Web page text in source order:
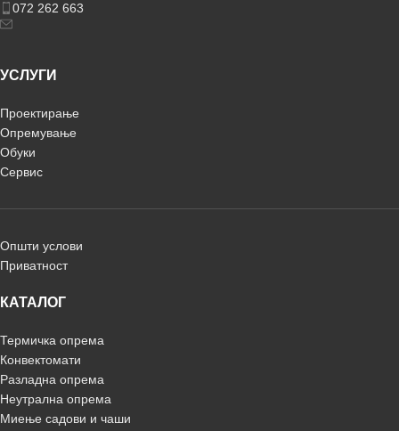
072 262 663
УСЛУГИ
Проектирање
Опремување
Обуки
Сервис
Општи услови
Приватност
КАТАЛОГ
Термичка опрема
Конвектомати
Разладна опрема
Неутрална опрема
Миење садови и чаши